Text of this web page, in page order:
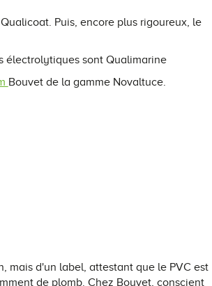
Puis, encore plus rigoureux, le
électrolytiques sont Qualimarine
Bouvet de la gamme Novaltuce.
mais d'un label, attestant que le PVC est
de plomb. Chez Bouvet, conscient